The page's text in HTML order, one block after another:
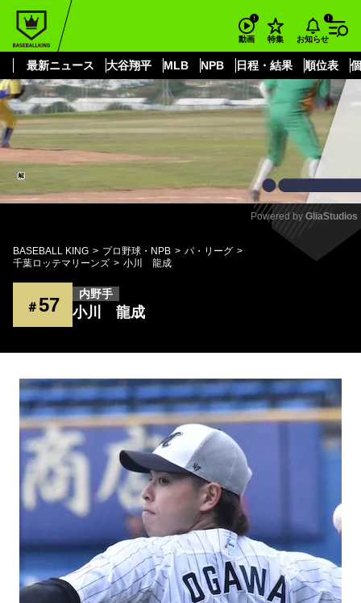
動画 特集 お知らせ
最新ニュース 大谷翔平 MLB NPB 日程・結果 順位表
もっと見る
Mute
Powered by GliaStudios
BASEBALL KING プロ野球・NPB
パ・リーグ
千葉ロッテマリーンズ
小川 龍成
＃57 内野手
小川 龍成